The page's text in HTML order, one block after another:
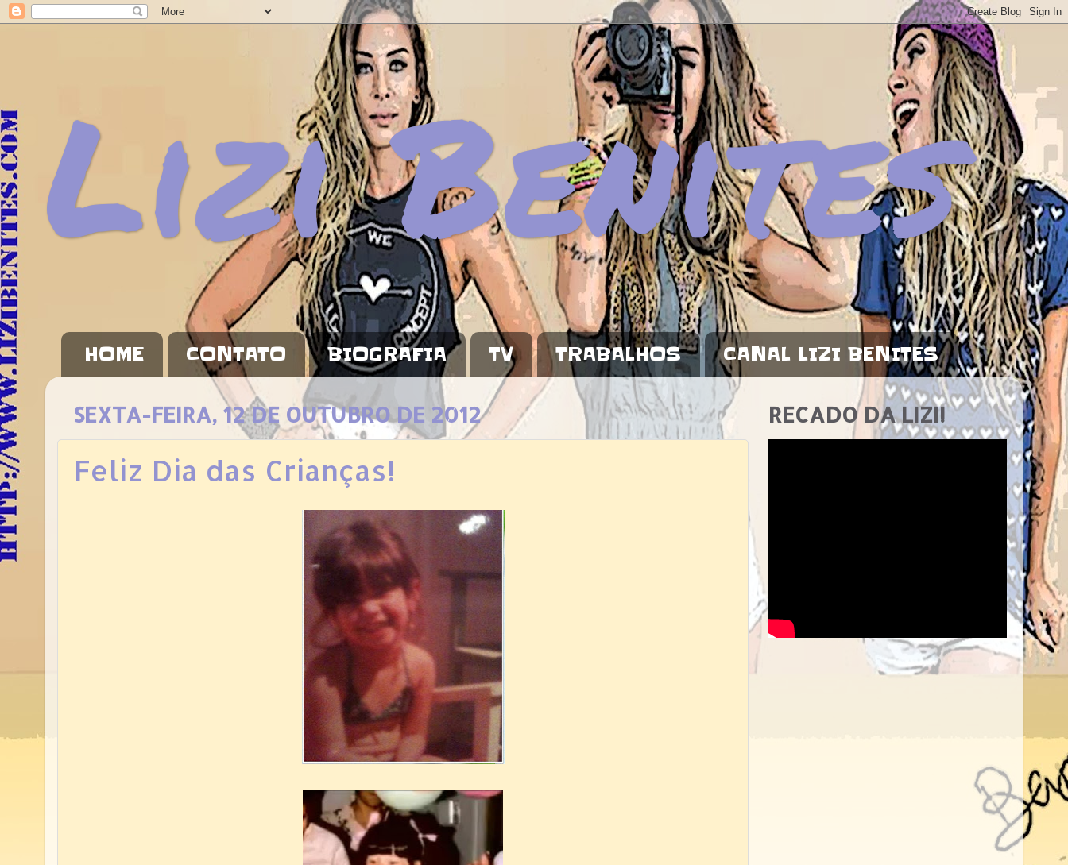
Lizi Benites
HOME CONTATO BIOGRAFIA TV TRABALHOS CANAL LIZI BENITES
SEXTA-FEIRA, 12 DE OUTUBRO DE 2012
Feliz Dia das Crianças!
RECADO DA LIZI!